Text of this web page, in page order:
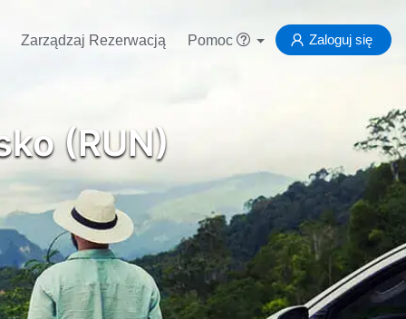
Zarządzaj Rezerwacją Pomoc Zaloguj się
(RUN)